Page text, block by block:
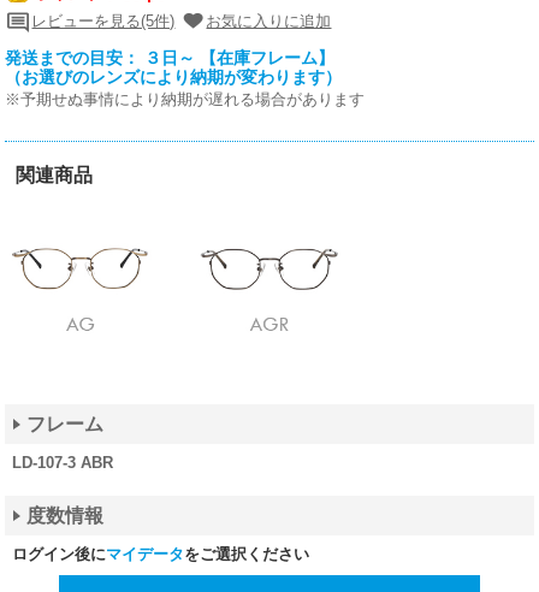
レビューを見る(5件) お気に入りに追加
発送までの目安： ３日～ 【在庫フレーム】
（お選びのレンズにより納期が変わります）
※予期せぬ事情により納期が遅れる場合があります
関連商品
フレーム
LD-107-3 ABR
度数情報
ログイン後にマイデータをご選択ください